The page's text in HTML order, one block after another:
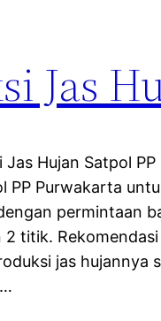
Jas
Jas Hujan Satpol
PP Purwakarta
permintaan
2 titik.
jas hujannya